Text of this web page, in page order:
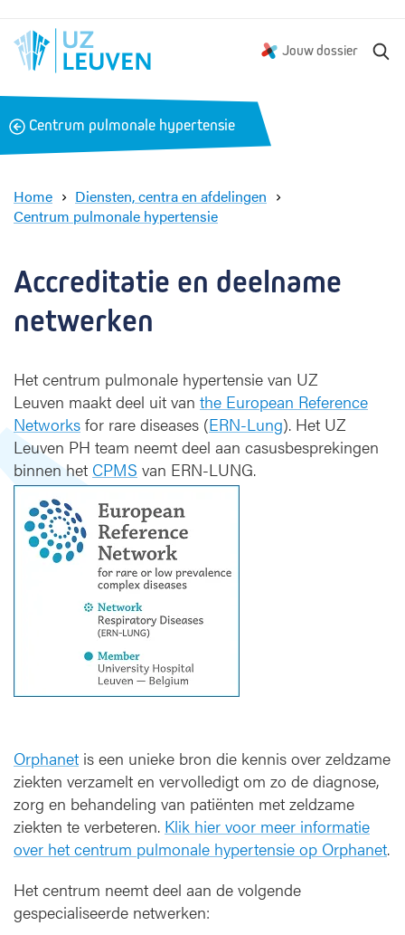
Jouw dossier
B
k
Centrum pulmonale hypertensie
Home
Diensten, centra en afdelingen
Centrum pulmonale hypertensie
c
r
t
a
t
i
e
e
n
l
e
r
k
e
n
Accreditatie en deelname
netwerken
Het centrum pulmonale hypertensie van UZ
Leuven maakt deel uit van the European Reference
Networks for rare diseases (ERN-Lung). Het UZ
Leuven PH team neemt deel aan casusbesprekingen
binnen het CPMS van ERN-LUNG.
Orphanet is een unieke bron die kennis over zeldzame
ziekten verzamelt en vervolledigt om zo de diagnose,
zorg en behandeling van patiënten met zeldzame
ziekten te verbeteren. Klik hier voor meer informatie
over het centrum pulmonale hypertensie op Orphanet.
Het centrum neemt deel aan de volgende
gespecialiseerde netwerken: